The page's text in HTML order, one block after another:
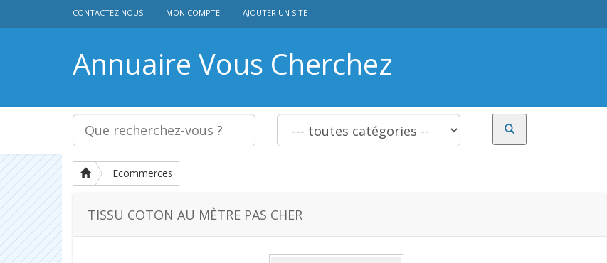
CONTACTEZ NOUS MON COMPTE AJOUTER UN SITE
Annuaire Vous Cherchez
Ecommerces
TISSU COTON AU MÈTRE PAS CHER